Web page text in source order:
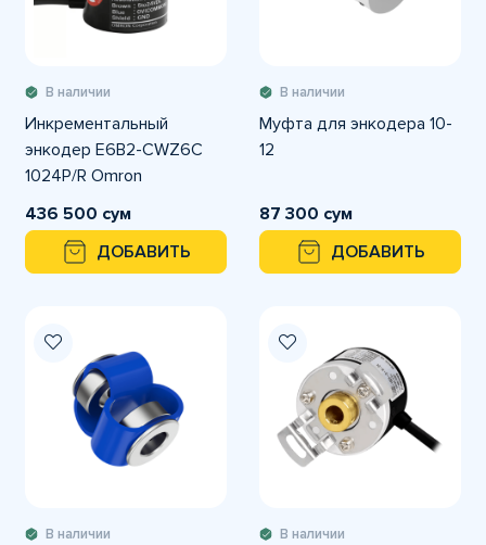
В наличии
Инкрементальный
энкодер E6B2-CWZ6C
1024P/R Omron
436 500 сум
ДОБАВИТЬ
В наличии
Муфта для энкодера 10-
12
87 300 сум
ДОБАВИТЬ
В наличии В наличии